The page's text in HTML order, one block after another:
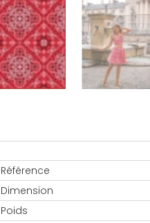
Référence
Dimension
Poids